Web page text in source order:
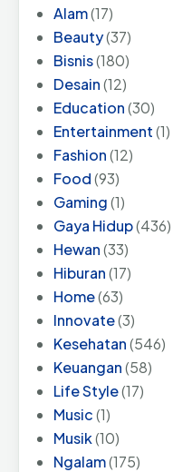
Alam(17)
Beauty(37)
Bisnis(180)
Desain(12)
Education(30)
Entertainment(1)
Fashion(12)
Food(93)
Gaming(1)
Gaya Hidup(436)
Hewan(33)
Hiburan(17)
Home(63)
Innovate(3)
Kesehatan(546)
Keuangan(58)
Life Style(17)
Music(1)
Musik(10)
Ngalam(175)